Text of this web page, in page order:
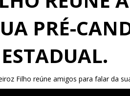
PRÉ-
Filho reúne amigos para falar da